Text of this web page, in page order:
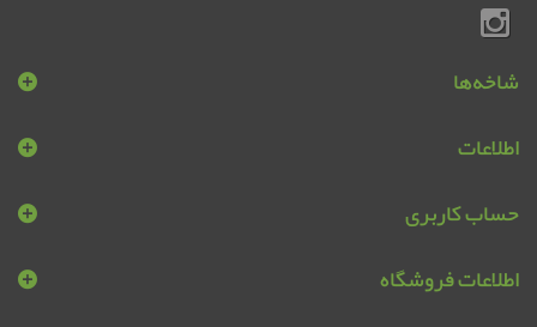
شاخه‌ها
اطلاعات
حساب کاربری
اطلاعات فروشگاه